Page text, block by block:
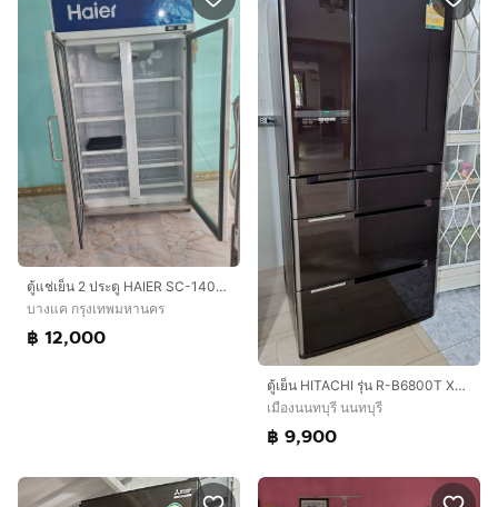
ตู้แช่เย็น 2 ประตู HAIER SC-1400PCS2-LS V4
บางแค กรุงเทพมหานคร
฿ 12,000
ตู้เย็น HITACHI รุ่น R-B6800T XT 6 ประตู ขนาด 24.5 คิว งานช่าง ปรับนิดหน่อยใช้งานได้
เมืองนนทบุรี นนทบุรี
฿ 9,900